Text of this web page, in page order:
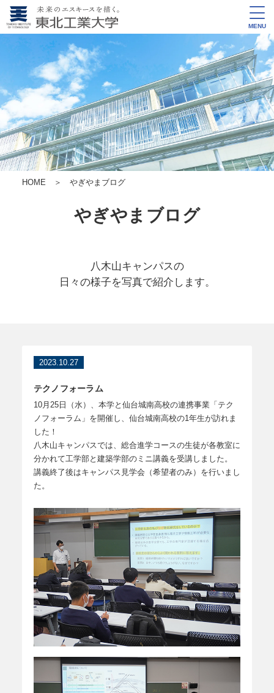
MENU
HOME ＞ やぎやまブログ
やぎやまブログ
八木山キャンパスの
日々の様子を写真で紹介します。
2023.10.27
テクノフォーラム
10月25日（水）、本学と仙台城南高校の連携事業「テク
ノフォーラム」を開催し、仙台城南高校の1年生が訪れま
した！
八木山キャンパスでは、総合進学コースの生徒が各教室に
分かれて工学部と建築学部のミニ講義を受講しました。
講義終了後はキャンパス見学会（希望者のみ）を行いまし
た。